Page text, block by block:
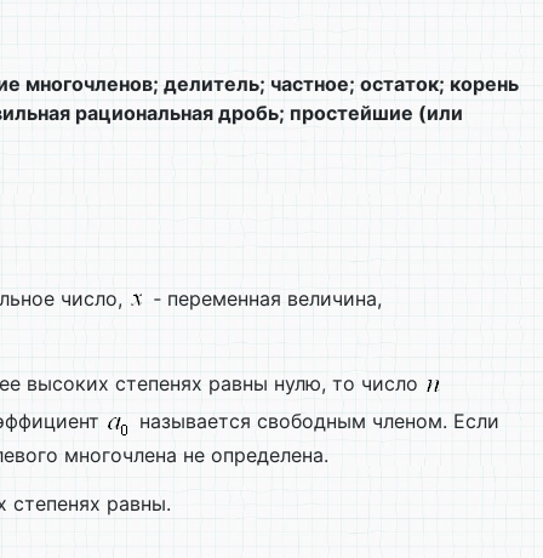
делитель; частное; остаток; корень
рациональная дробь; простейшие (или
число,
‑ переменная величина,
высоких степенях равны нулю, то число
называется свободным членом. Если
многочлена не определена.
равны.